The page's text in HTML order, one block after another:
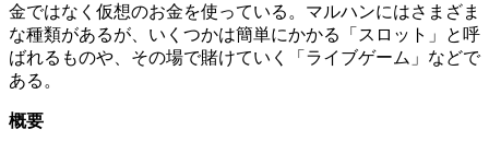
金ではなく仮想のお金を使っている。マルハンにはさまざま
な種類があるが、いくつかは簡単にかかる「スロット」と呼
ばれるものや、その場で賭けていく「ライブゲーム」などで
ある。
概要